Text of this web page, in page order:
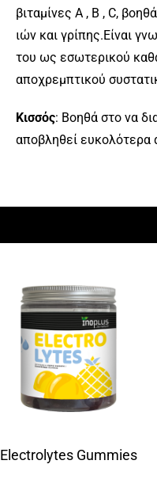
βιταμίνες A , B , C,
ιών και γρίπης.Είναι
του ως εσωτερικού
αποχρεμπτικού
Κισσός: Βοηθά στο να
αποβληθεί ευκολότερα
Electrolytes Gummies